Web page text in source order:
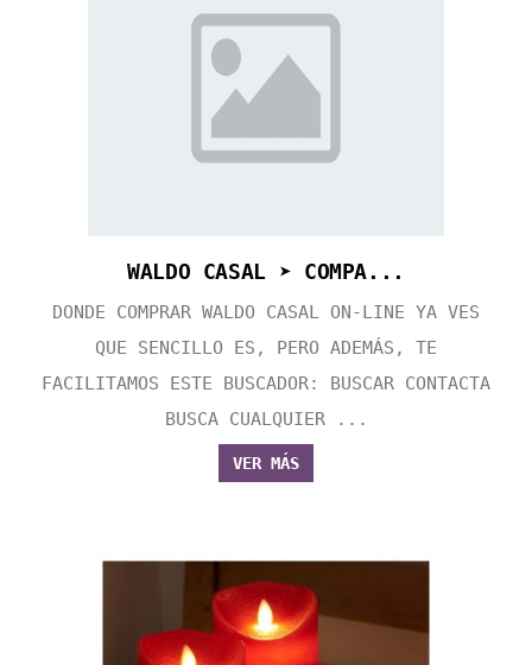
WALDO CASAL ➤ COMPA...
DONDE COMPRAR WALDO CASAL ON-LINE YA VES
QUE SENCILLO ES, PERO ADEMÁS, TE
FACILITAMOS ESTE BUSCADOR: BUSCAR CONTACTA
BUSCA CUALQUIER ...
VER MÁS